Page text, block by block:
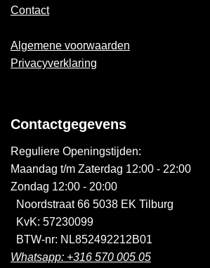
Contact
Algemene voorwaarden
Privacyverklaring
Contactgegevens
Reguliere Openingstijden:
Maandag t/m Zaterdag 12:00 - 22:00
Zondag 12:00 - 20:00
Noordstraat 66 5038 EK Tilburg
KvK: 57230099
BTW-nr: NL852492212B01
Whatsapp: +316 570 005 05